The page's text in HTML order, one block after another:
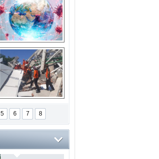
14 soruda
Koronavirüs
hakkında kendinizi
test edin...
Endonezya’daki
deprem: Ölü sayısı
bin 203'e yükseldi
5 6 7 8